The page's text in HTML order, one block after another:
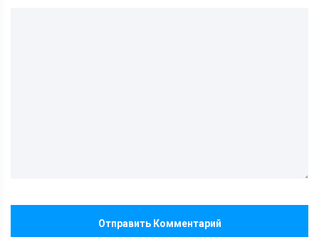
Отправить Комментарий